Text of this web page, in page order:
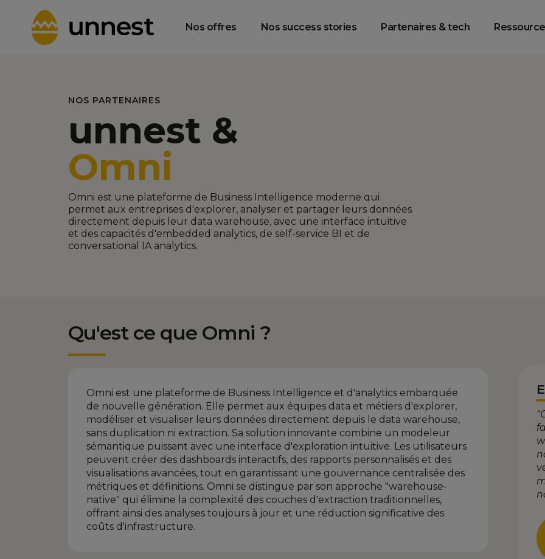
Nos offres Nos success stories Partenaires & tech
Gouvernance
NOS PARTENAIRES
unnest &
Omni
Omni est une plateforme de Business Intelligence moderne qui
permet aux entreprises d'explorer, analyser et partager leurs données
directement depuis leur data warehouse, avec une interface intuitive
et des capacités d'embedded analytics, de self-service BI et de
conversational IA analytics.‍
Qu'est ce que Omni ?
Omni est une plateforme de Business Intelligence et d'analytics embarquée
de nouvelle génération. Elle permet aux équipes data et métiers d'explorer,
modéliser et visualiser leurs données directement depuis le data warehouse,
sans duplication ni extraction. Sa solution innovante combine un modeleur
sémantique puissant avec une interface d'exploration intuitive. Les utilisateurs
peuvent créer des dashboards interactifs, des rapports personnalisés et des
visualisations avancées, tout en garantissant une gouvernance centralisée des
métriques et définitions. Omni se distingue par son approche "warehouse-
native" qui élimine la complexité des couches d'extraction traditionnelles,
offrant ainsi des analyses toujours à jour et une réduction significative des
coûts d'infrastructure.